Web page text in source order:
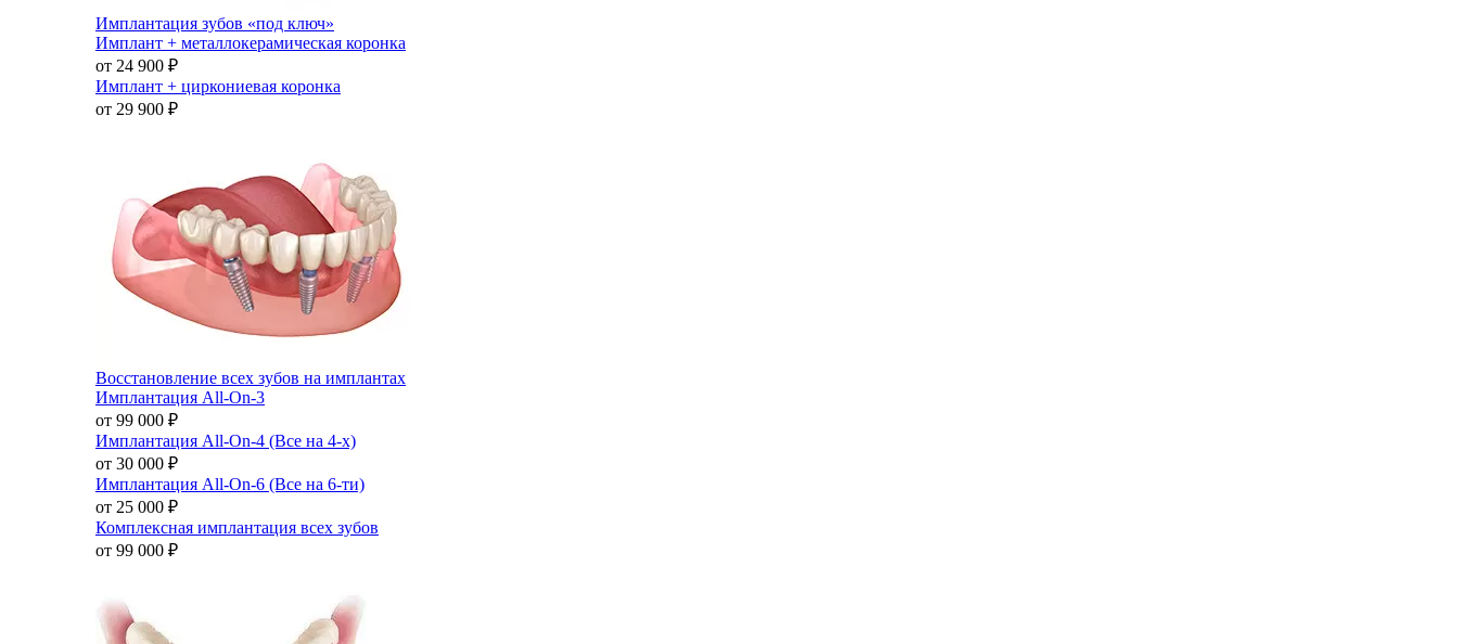
Имплантация зубов «под ключ»
Имплант + металлокерамическая коронка
от 24 900 ₽
Имплант + циркониевая коронка
от 29 900 ₽
Восстановление всех зубов на имплантах
Имплантация All-On-3
от 99 000 ₽
Имплантация All-On-4 (Все на 4-х)
от 30 000 ₽
Имплантация All-On-6 (Все на 6-ти)
от 25 000 ₽
Комплексная имплантация всех зубов
от 99 000 ₽